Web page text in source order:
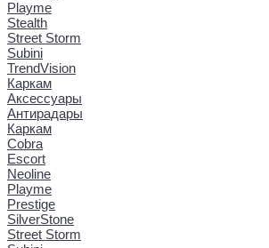
Playme
Stealth
Street Storm
Subini
TrendVision
Каркам
Аксессуары
Антирадары
Каркам
Cobra
Escort
Neoline
Playme
Prestige
SilverStone
Street Storm